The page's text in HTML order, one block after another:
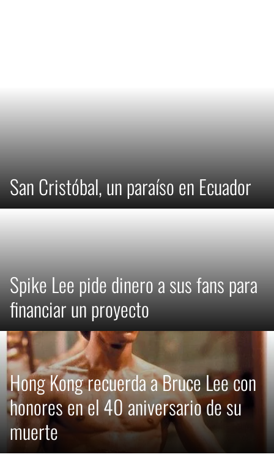
San Cristóbal, un paraíso en Ecuador
Spike Lee pide dinero a sus fans para
financiar un proyecto
Hong Kong recuerda a Bruce Lee con
honores en el 40 aniversario de su
muerte